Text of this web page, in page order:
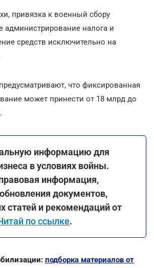
привязка к военный сбору
администрирование налога и
средств исключительно на
что фиксированная
может принести от 18 млрд до
информацию для
в условиях войны.
информация,
документов,
статей и рекомендаций от
по ссылке.
подборка материалов от